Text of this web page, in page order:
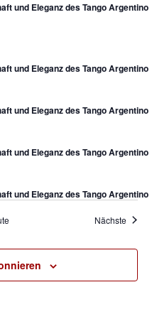
und Eleganz des Tango Argentino
und Eleganz des Tango Argentino
und Eleganz des Tango Argentino
und Eleganz des Tango Argentino
und Eleganz des Tango Argentino
Nächste